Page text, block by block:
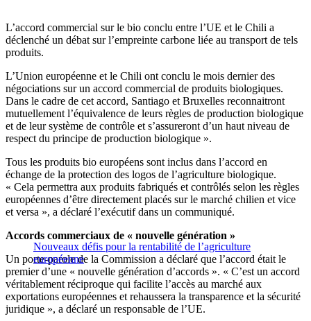
L’accord commercial sur le bio conclu entre l’UE et le Chili a
déclenché un débat sur l’empreinte carbone liée au transport de tels
produits.
L’Union européenne et le Chili ont conclu le mois dernier des
négociations sur un accord commercial de produits biologiques.
Dans le cadre de cet accord, Santiago et Bruxelles reconnaitront
mutuellement l’équivalence de leurs règles de production biologique
et de leur système de contrôle et s’assureront d’un haut niveau de
respect du principe de production biologique ».
Tous les produits bio européens sont inclus dans l’accord en
échange de la protection des logos de l’agriculture biologique.
« Cela permettra aux produits fabriqués et contrôlés selon les règles
européennes d’être directement placés sur le marché chilien et vice
et versa », a déclaré l’exécutif dans un communiqué.
Nouveaux défis pour la rentabilité de l’agriculture
européenne
Accords commerciaux de « nouvelle génération »
Un porte-parole de la Commission a déclaré que l’accord était le
premier d’une « nouvelle génération d’accords ». « C’est un accord
véritablement réciproque qui facilite l’accès au marché aux
exportations européennes et rehaussera la transparence et la sécurité
juridique », a déclaré un responsable de l’UE.